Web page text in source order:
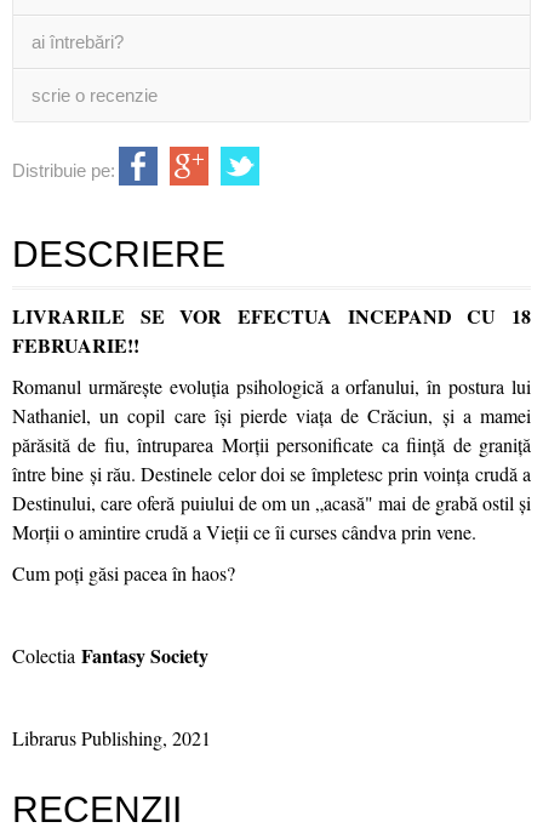
ai întrebări?
scrie o recenzie
Distribuie pe:
DESCRIERE
LIVRARILE SE VOR EFECTUA INCEPAND CU 18
FEBRUARIE!!
Romanul urmărește evoluția psihologică a orfanului, în postura lui
Nathaniel, un copil care își pierde viața de Crăciun, și a mamei
părăsită de fiu, întruparea Morții personificate ca ființă de graniță
între bine și rău. Destinele celor doi se împletesc prin voința crudă a
Destinului, care oferă puiului de om un „acasă" mai de grabă ostil și
Morții o amintire crudă a Vieții ce îi curses cândva prin vene.
Cum poți găsi pacea în haos?
Colectia Fantasy Society
Librarus Publishing, 2021
RECENZII